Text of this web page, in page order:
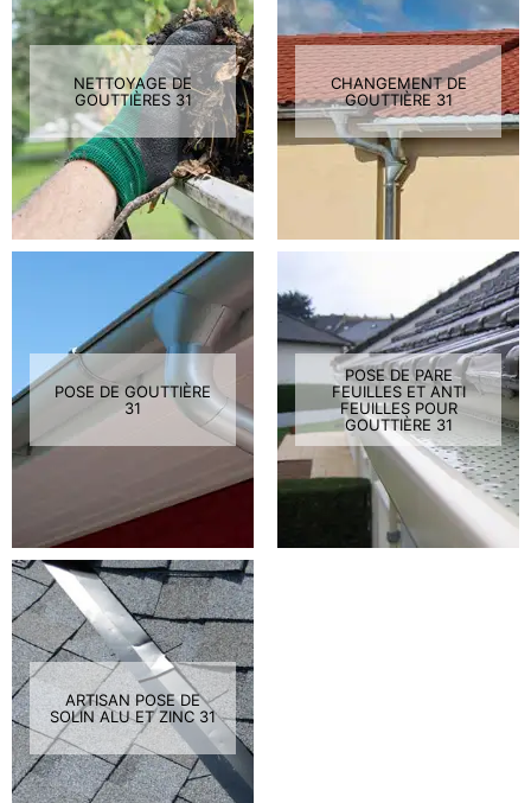
NETTOYAGE DE
GOUTTIÈRES 31
CHANGEMENT DE
GOUTTIÈRE 31
POSE DE GOUTTIÈRE
31
POSE DE PARE
FEUILLES ET ANTI
FEUILLES POUR
GOUTTIÈRE 31
ARTISAN POSE DE
SOLIN ALU ET ZINC 31